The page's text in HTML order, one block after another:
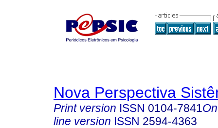
Nova Perspectiva
Print version ISSN 0104-7841
line version ISSN 2594-4363